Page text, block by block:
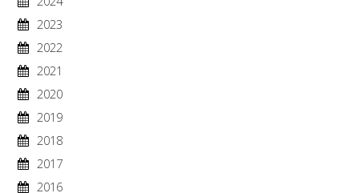
2023
2022
2021
2020
2019
2018
2017
2016